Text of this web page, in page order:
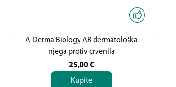
A-Derma Biology AR dermatološka
njega protiv crvenila
25,00€
Kupite